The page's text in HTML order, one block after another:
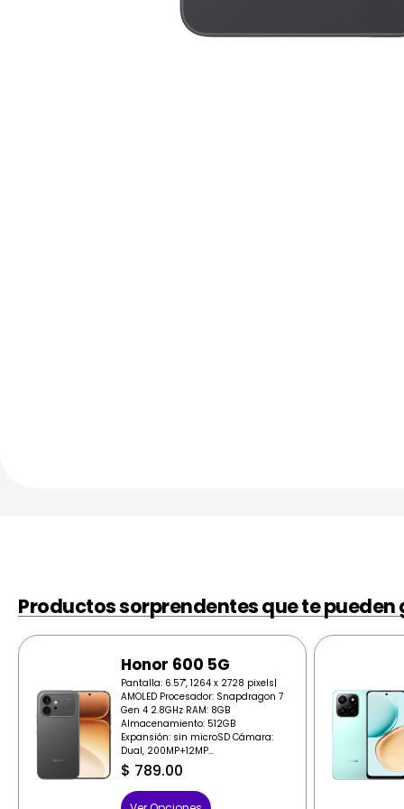
Productos sorprendentes que te pueden
Honor 600 5G
Pantalla: 6.57", 1264 x 2728 pixels|
AMOLED Procesador: Snapdragon 7
Gen 4 2.8GHz RAM: 8GB
Almacenamiento: 512GB
Expansión: sin microSD Cámara:
Dual, 200MP+12MP...
$ 789.00